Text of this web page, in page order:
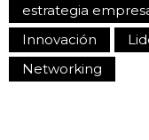
estrategia
Innovación
Networking